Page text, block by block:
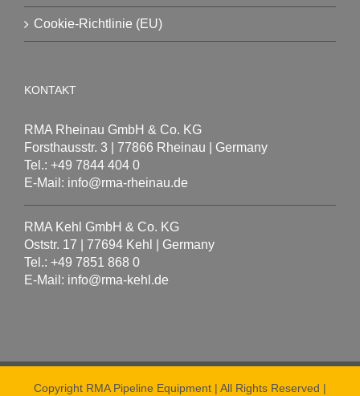
Cookie-Richtlinie (EU)
KONTAKT
RMA Rheinau GmbH & Co. KG
Forsthausstr. 3 | 77866 Rheinau | Germany
Tel.: +49 7844 404 0
E-Mail: info@rma-rheinau.de
RMA Kehl GmbH & Co. KG
Oststr. 17 | 77694 Kehl | Germany
Tel.: +49 7851 868 0
E-Mail: info@rma-kehl.de
Copyright RMA Pipeline Equipment | All Rights Reserved |